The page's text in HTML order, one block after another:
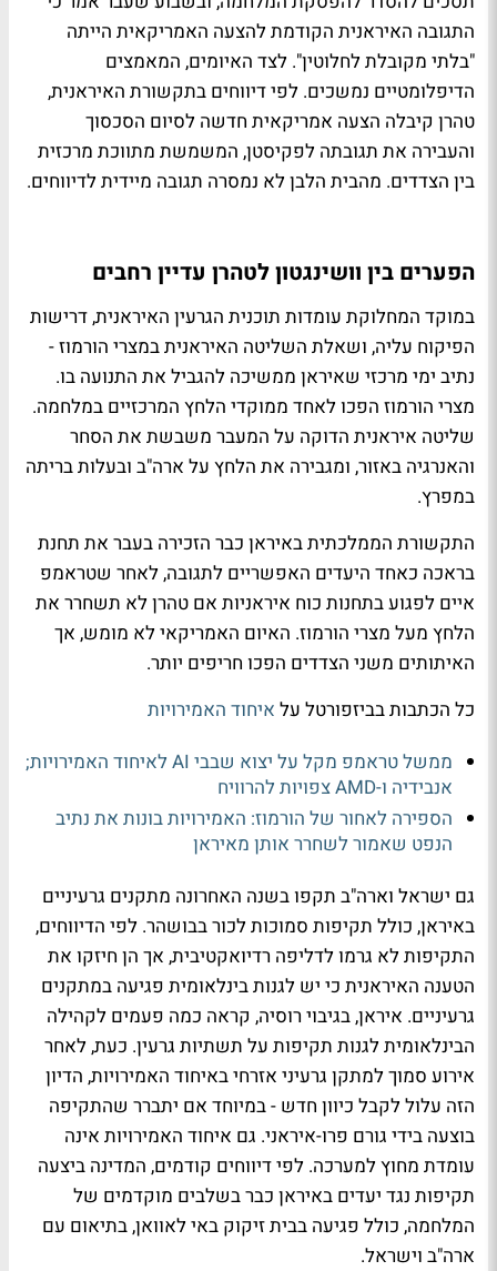
התגובה האיראנית הקודמת להצעה האמריקאית הייתה
"בלתי מקובלת לחלוטין". לצד האיומים, המאמצים
הדיפלומטיים נמשכים. לפי דיווחים בתקשורת האיראנית,
טהרן קיבלה הצעה אמריקאית חדשה לסיום הסכסוך
והעבירה את תגובתה לפקיסטן, המשמשת מתווכת מרכזית
בין הצדדים. מהבית הלבן לא נמסרה תגובה מיידית לדיווחים.
הפערים בין וושינגטון לטהרן עדיין רחבים
במוקד המחלוקת עומדות תוכנית הגרעין האיראנית, דרישות
הפיקוח עליה, ושאלת השליטה האיראנית במצרי הורמוז -
נתיב ימי מרכזי שאיראן ממשיכה להגביל את התנועה בו.
מצרי הורמוז הפכו לאחד ממוקדי הלחץ המרכזיים במלחמה.
שליטה איראנית הדוקה על המעבר משבשת את הסחר
והאנרגיה באזור, ומגבירה את הלחץ על ארה"ב ובעלות בריתה
במפרץ.
התקשורת הממלכתית באיראן כבר הזכירה בעבר את תחנת
בראכה כאחד היעדים האפשריים לתגובה, לאחר שטראמפ
איים לפגוע בתחנות כוח איראניות אם טהרן לא תשחרר את
הלחץ מעל מצרי הורמוז. האיום האמריקאי לא מומש, אך
האיתותים משני הצדדים הפכו חריפים יותר.
כל הכתבות בביזפורטל על איחוד האמירויות
ממשל טראמפ מקל על יצוא שבבי AI לאיחוד האמירויות;
אנבידיה ו-AMD צפויות להרוויח
הספירה לאחור של הורמוז: האמירויות בונות את נתיב
הנפט שאמור לשחרר אותן מאיראן
גם ישראל וארה"ב תקפו בשנה האחרונה מתקנים גרעיניים
באיראן, כולל תקיפות סמוכות לכור בבושהר. לפי הדיווחים,
התקיפות לא גרמו לדליפה רדיואקטיבית, אך הן חיזקו את
הטענה האיראנית כי יש לגנות בינלאומית פגיעה במתקנים
גרעיניים. איראן, בגיבוי רוסיה, קראה כמה פעמים לקהילה
הבינלאומית לגנות תקיפות על תשתיות גרעין. כעת, לאחר
אירוע סמוך למתקן גרעיני אזרחי באיחוד האמירויות, הדיון
הזה עלול לקבל כיוון חדש - במיוחד אם יתברר שהתקיפה
בוצעה בידי גורם פרו-איראני. גם איחוד האמירויות אינה
עומדת מחוץ למערכה. לפי דיווחים קודמים, המדינה ביצעה
תקיפות נגד יעדים באיראן כבר בשלבים מוקדמים של
המלחמה, כולל פגיעה בבית זיקוק באי לאוואן, בתיאום עם
ארה"ב וישראל.